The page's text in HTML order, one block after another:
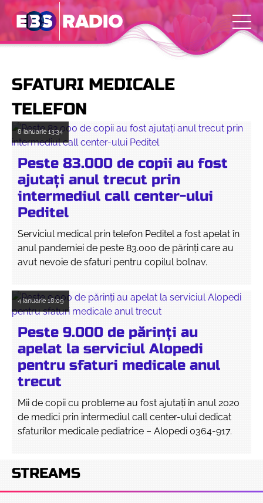
SFATURI MEDICALE
TELEFON
8 ianuarie 13:34
Peste 83.000 de copii au fost
ajutați anul trecut prin
intermediul call center-ului
Peditel
Serviciul medical prin telefon Peditel a fost apelat în
anul pandemiei de peste 83.000 de părinți care au
avut nevoie de sfaturi pentru copilul bolnav.
4 ianuarie 18:09
Peste 9.000 de părinți au
apelat la serviciul Alopedi
pentru sfaturi medicale anul
trecut
Mii de copii cu probleme au fost ajutați în anul 2020
de medici prin intermediul call center-ului dedicat
sfaturilor medicale pediatrice – Alopedi 0364-917.
STREAMS